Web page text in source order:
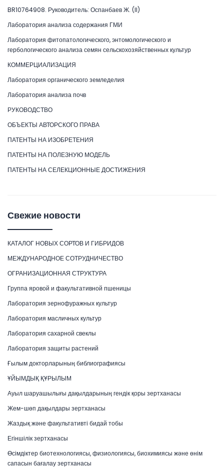
BR10764908. Руководитель: Оспанбаев Ж. (II)
Лаборатория анализа содержания ГМИ
Лаборатория фитопатологического, энтомологического и
гербологического анализа семян сельскохозяйственных культур
КОММЕРЦИАЛИЗАЦИЯ
Лаборатория органического земледелия
Лаборатория анализа почв
РУКОВОДСТВО
ОБЪЕКТЫ АВТОРСКОГО ПРАВА
ПАТЕНТЫ НА ИЗОБРЕТЕНИЯ
ПАТЕНТЫ НА ПОЛЕЗНУЮ МОДЕЛЬ
ПАТЕНТЫ НА СЕЛЕКЦИОННЫЕ ДОСТИЖЕНИЯ
Свежие новости
КАТАЛОГ НОВЫХ СОРТОВ И ГИБРИДОВ
МЕЖДУНАРОДНОЕ СОТРУДНИЧЕСТВО
ОГРАНИЗАЦИОННАЯ СТРУКТУРА
Группа яровой и факультативной пшеницы
Лаборатория зернофуражных культур
Лаборатория масличных культур
Лаборатория сахарной свеклы
Лаборатория защиты растений
Ғылым докторларының библиографиясы
ҰЙЫМДЫҚ ҚҰРЫЛЫМ
Ауыл шаруашылығы дақылдарының гендік қоры зертханасы
Жем-шөп дақылдары зертханасы
Жаздық және факультативті бидай тобы
Егіншілік зертханасы
Өсімдіктер биотехнологиясы, физиологиясы, биохимиясы және өнім
сапасын бағалау зертханасы